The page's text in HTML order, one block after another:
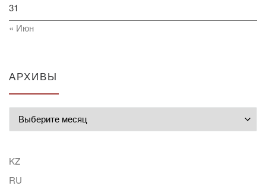
31
« Июн
АРХИВЫ
KZ
RU